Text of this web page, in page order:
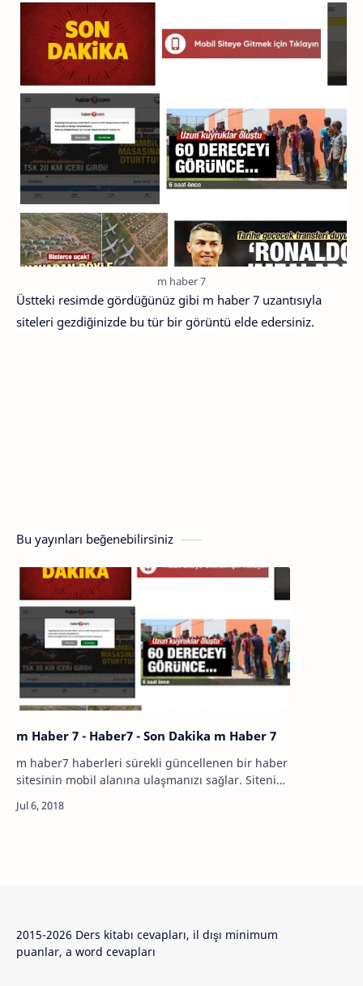
m haber 7
Üstteki resimde gördüğünüz gibi m haber 7 uzantısıyla
siteleri gezdiğinizde bu tür bir görüntü elde edersiniz.
Bu yayınları beğenebilirsiniz
m Haber 7 - Haber7 - Son Dakika m Haber 7
m haber7 haberleri sürekli güncellenen bir haber
sitesinin mobil alanına ulaşmanızı sağlar. Sitenin
ekini getirirseniz sitelerin mobil…
2015-2026 Ders kitabı cevapları, il dışı minimum
puanlar, a word cevapları